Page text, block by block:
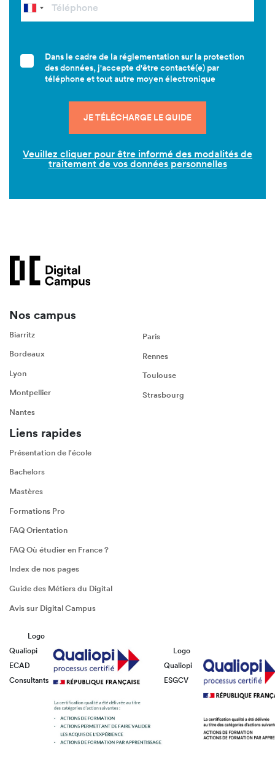
Dans le cadre de la réglementation sur la protection
des données, j'accepte d'être contacté(e) par
téléphone et tout autre moyen électronique
Veuillez cliquer pour être informé des modalités de
traitement de vos données personnelles
Nos campus
Biarritz
Bordeaux
Lyon
Montpellier
Nantes
Paris
Rennes
Toulouse
Strasbourg
Liens rapides
Présentation de l'école
Bachelors
Mastères
Formations Pro
FAQ Orientation
FAQ Où étudier en France ?
Index de nos pages
Guide des Métiers du Digital
Avis sur Digital Campus
Logo
Qualiopi
ECAD
Consultants
Logo
Qualiopi
ESGCV